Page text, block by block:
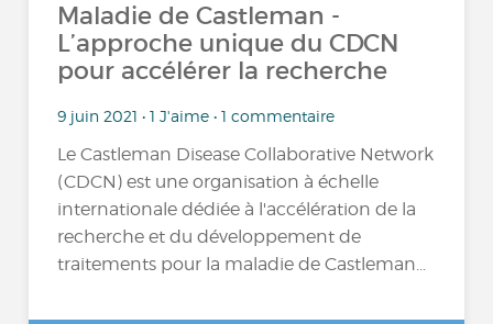
Maladie de Castleman -
L’approche unique du CDCN
pour accélérer la recherche
9 juin 2021 • 1 J'aime • 1 commentaire
Le Castleman Disease Collaborative Network
(CDCN) est une organisation à échelle
internationale dédiée à l'accélération de la
recherche et du développement de
traitements pour la maladie de Castleman...